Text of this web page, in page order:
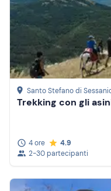
Santo Stefano di
Trekking con gli
4 ore
4.9
2-30 partecipanti